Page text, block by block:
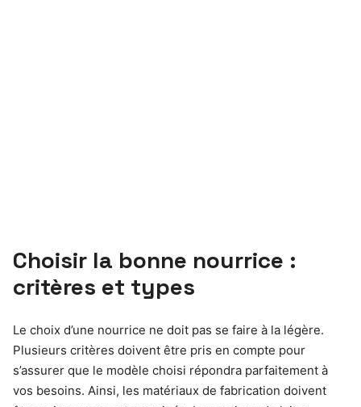
Choisir la bonne nourrice :
critères et types
Le choix d’une nourrice ne doit pas se faire à la légère.
Plusieurs critères doivent être pris en compte pour
s’assurer que le modèle choisi répondra parfaitement à
vos besoins. Ainsi, les matériaux de fabrication doivent